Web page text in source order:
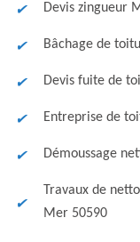
Devis zingueur
Bâchage de
Devis fuite de
Entreprise de
Démoussage
Travaux de
Mer 50590